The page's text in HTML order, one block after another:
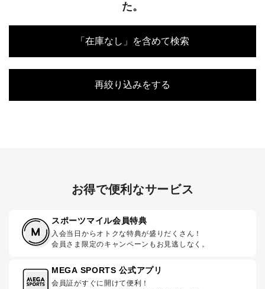
た。
「在庫なし」を含めて検索
再絞り込みをする
お得で便利なサービス
スポーツマイル会員特典
入会当日からオトクな特典が盛りだくさん！
会員さま限定のキャンペーンもお見逃しなく。
MEGA SPORTS 公式アプリ
会員証がすぐに開けて便利！